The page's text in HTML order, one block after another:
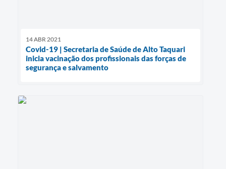
14 ABR 2021
Covid-19 | Secretaria de Saúde de Alto Taquari
inicia vacinação dos profissionais das forças de
segurança e salvamento